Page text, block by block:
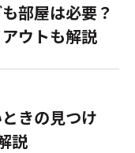
部屋は必要？
ウトも解説
きの見つけ
説